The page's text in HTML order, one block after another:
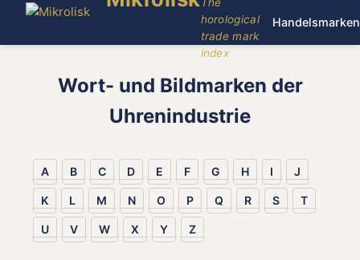
horological
trade mark
index
Handelsmarken
Wort- und Bildmarken der
Uhrenindustrie
A B C D E F G H I J
K L M N O P Q R S T
U V W X Y Z